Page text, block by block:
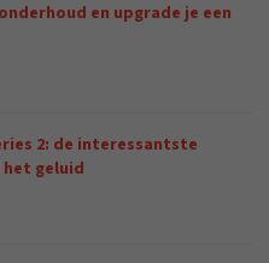
en upgrade je een
2: de interessantste
geluid